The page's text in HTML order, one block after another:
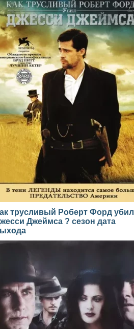
трусливый Роберт Форд убил
Джеймса ? сезон дата